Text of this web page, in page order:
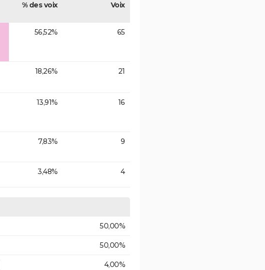
% des voix Voix
56,52% 65
18,26% 21
13,91% 16
7,83% 9
3,48% 4
50,00%
50,00%
4,00%